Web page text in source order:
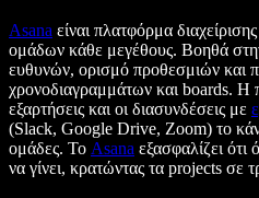
Asana είναι πλατφόρμα
ομάδων κάθε μεγέθους. Βοηθά
ευθυνών, ορισμό προθεσμιών και
χρονοδιαγραμμάτων και boards. Η
εξαρτήσεις και οι διασυνδέσεις με
(Slack, Google Drive, Zoom) το
ομάδες. Το Asana εξασφαλίζει ότι
να γίνει, κρατώντας τα projects σε